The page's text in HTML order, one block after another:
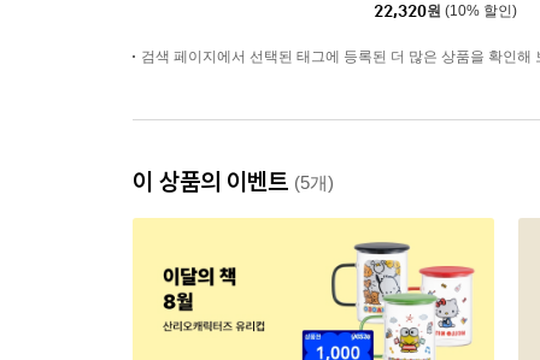
22,320원 (10% 할인)
검색 페이지에서 선택된 태그에 등록된 더 많은 상품을 확인해
이 상품의 이벤트 (5개)